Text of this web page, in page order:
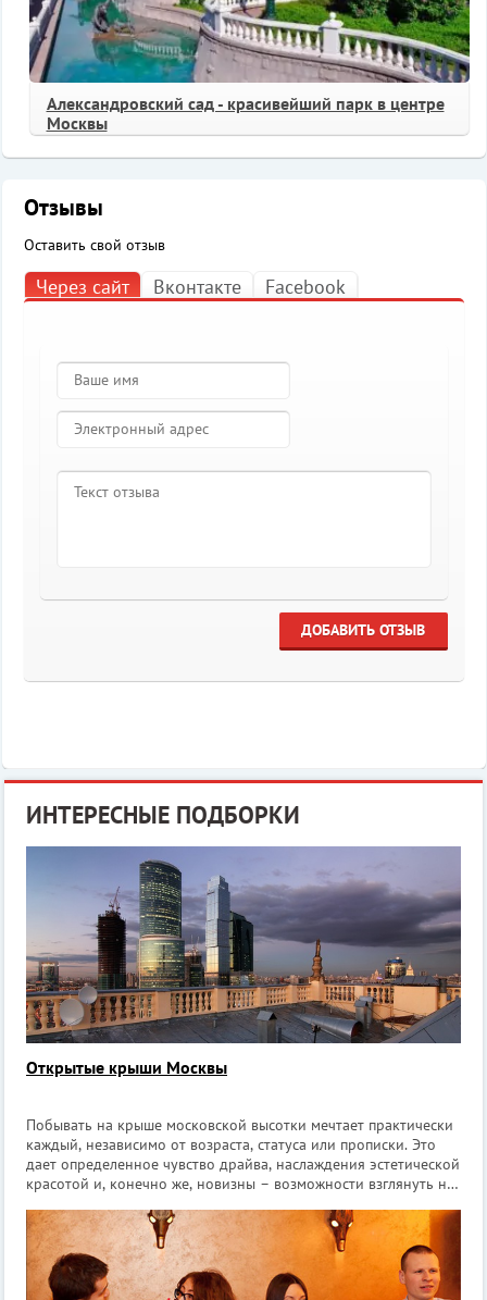
Александровский сад - красивейший парк в центре
Москвы
Отзывы
Оставить свой отзыв
Через сайт Вконтакте Facebook
ДОБАВИТЬ ОТЗЫВ
ИНТЕРЕСНЫЕ ПОДБОРКИ
Открытые крыши Москвы
Побывать на крыше московской высотки мечтает практически
каждый, независимо от возраста, статуса или прописки. Это
дает определенное чувство драйва, наслаждения эстетической
красотой и, конечно же, новизны – возможности взглянуть на
назовешь и с